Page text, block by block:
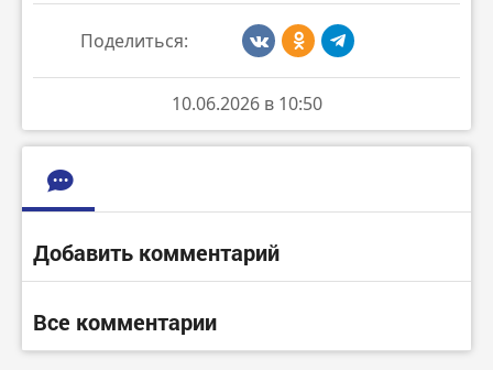
Поделиться:
10.06.2026 в 10:50
Добавить комментарий
Все комментарии